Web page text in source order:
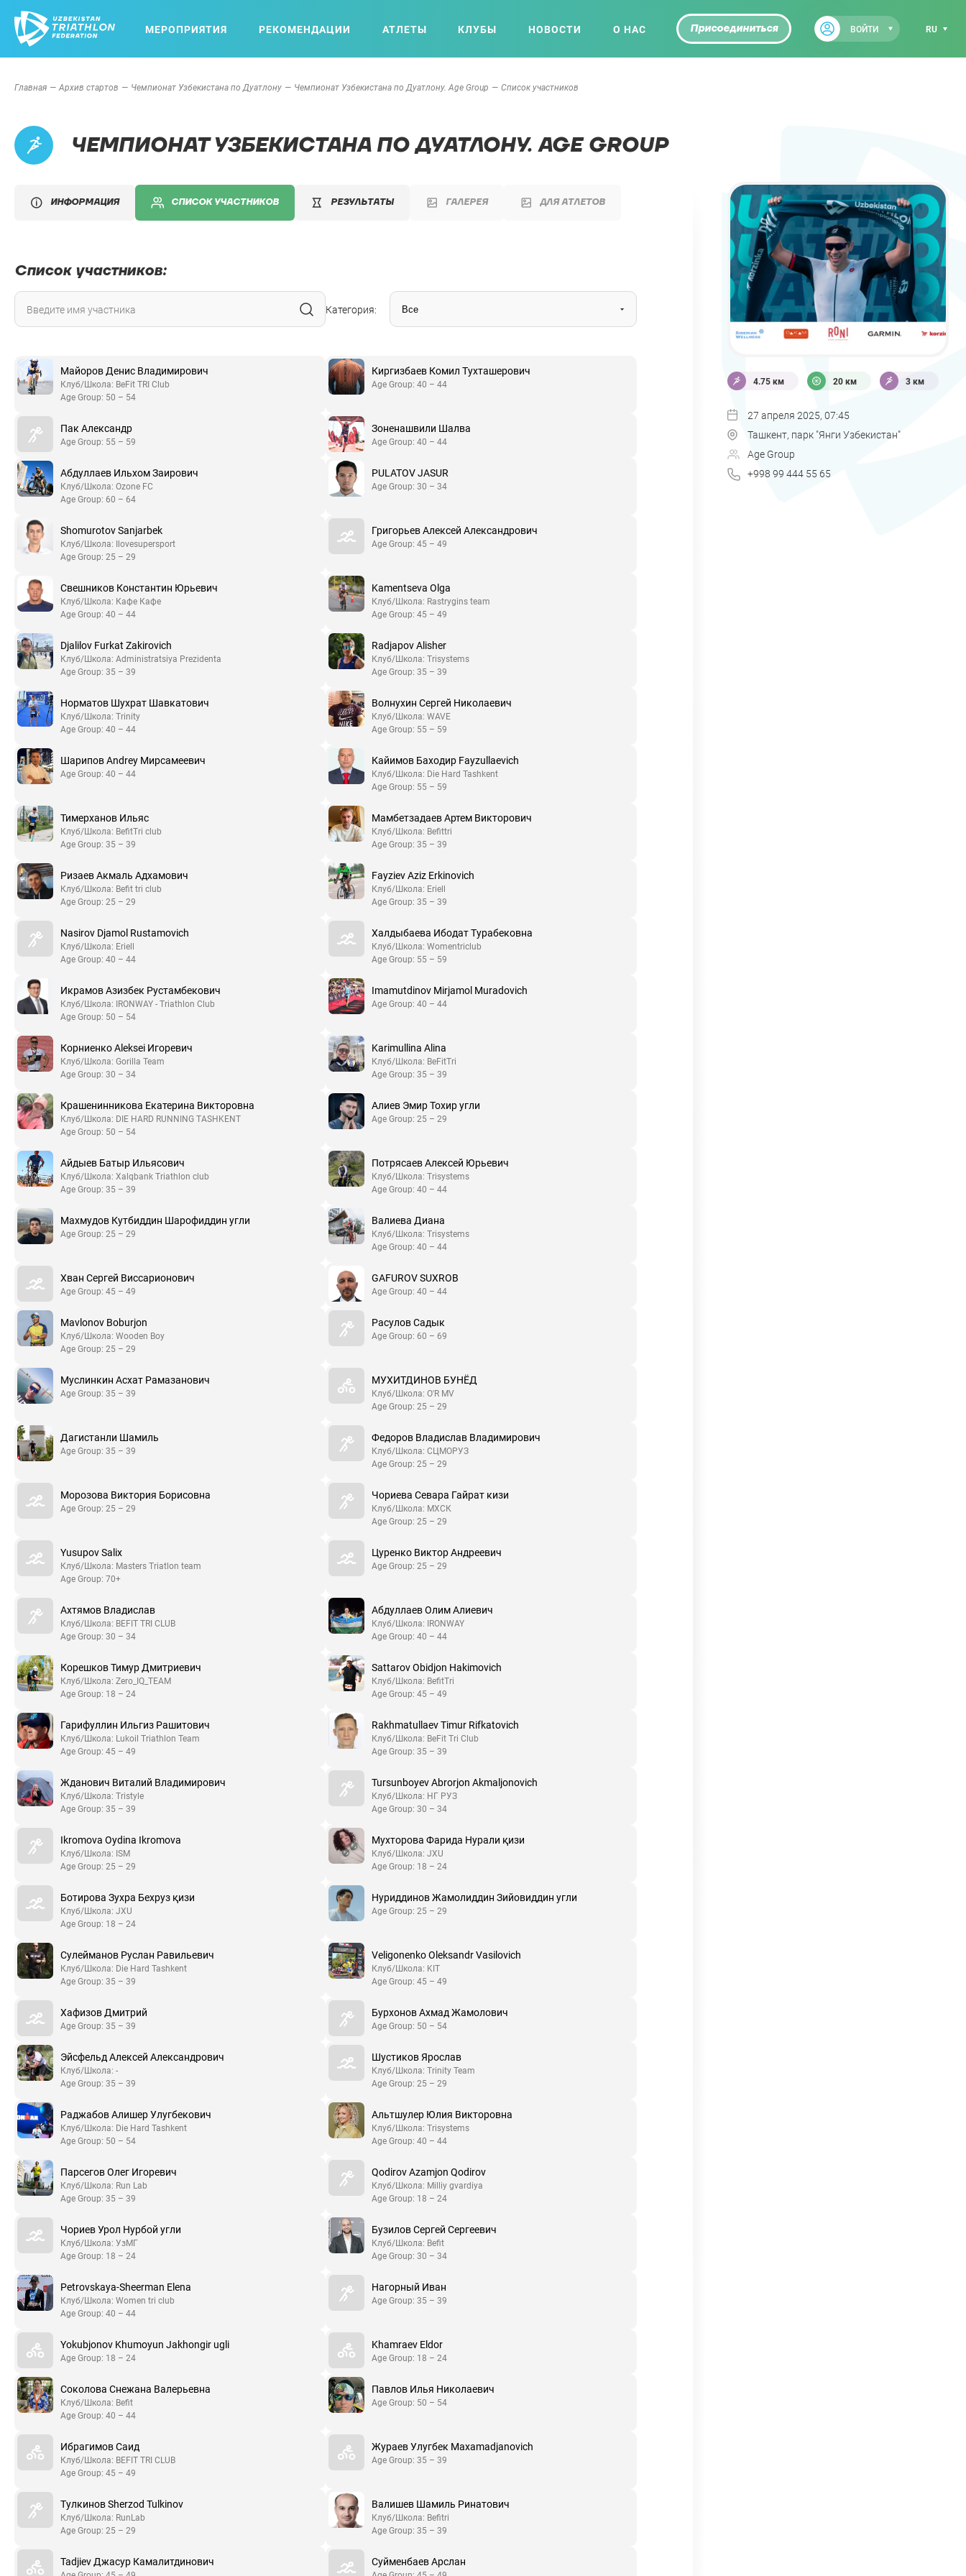
МЕРОПРИЯТИЯ РЕКОМЕНДАЦИИ АТЛЕТЫ КЛУБЫ НОВОСТИ О НАС Присоединиться ВОЙТИ RU
Главная Архив стартов Чемпионат Узбекистана по Дуатлону Чемпионат Узбекистана по Дуатлону. Age Group Список участников
ЧЕМПИОНАТ УЗБЕКИСТАНА ПО ДУАТЛОНУ. AGE GROUP
ИНФОРМАЦИЯ СПИСОК УЧАСТНИКОВ РЕЗУЛЬТАТЫ ГАЛЕРЕЯ ДЛЯ АТЛЕТОВ
Список участников:
Категория:
Майоров Денис Владимирович
Клуб/Школа: BeFit TRI Club
Age Group: 50 – 54
Киргизбаев Комил Тухташерович
Age Group: 40 – 44
Пак Александр
Age Group: 55 – 59
Зоненашвили Шалва
Age Group: 40 – 44
Абдуллаев Ильхом Заирович
Клуб/Школа: Ozone FC
Age Group: 60 – 64
PULATOV JASUR
Age Group: 30 – 34
Shomurotov Sanjarbek
Клуб/Школа: Ilovesupersport
Age Group: 25 – 29
Григорьев Алексей Александрович
Age Group: 45 – 49
Свешников Константин Юрьевич
Клуб/Школа: Кафе Кафе
Age Group: 40 – 44
Kamentseva Olga
Клуб/Школа: Rastrygins team
Age Group: 45 – 49
Djalilov Furkat Zakirovich
Клуб/Школа: Administratsiya Prezidenta
Age Group: 35 – 39
Radjapov Alisher
Клуб/Школа: Trisystems
Age Group: 35 – 39
Норматов Шухрат Шавкатович
Клуб/Школа: Trinity
Age Group: 40 – 44
Волнухин Сергей Николаевич
Клуб/Школа: WAVE
Age Group: 55 – 59
Шарипов Andrey Мирсамеевич
Age Group: 40 – 44
Кайимов Баходир Fayzullaevich
Клуб/Школа: Die Hard Tashkent
Age Group: 55 – 59
Тимерханов Ильяс
Клуб/Школа: BefitTri club
Age Group: 35 – 39
Мамбетзадаев Артем Викторович
Клуб/Школа: Befittri
Age Group: 35 – 39
Ризаев Акмаль Адхамович
Клуб/Школа: Befit tri club
Age Group: 25 – 29
Fayziev Aziz Erkinovich
Клуб/Школа: Eriell
Age Group: 35 – 39
Nasirov Djamol Rustamovich
Клуб/Школа: Eriell
Age Group: 40 – 44
Халдыбаева Ибодат Турабековна
Клуб/Школа: Womentriclub
Age Group: 55 – 59
Икрамов Азизбек Рустамбекович
Клуб/Школа: IRONWAY - Triathlon Club
Age Group: 50 – 54
Imamutdinov Mirjamol Muradovich
Age Group: 40 – 44
Корниенко Aleksei Игоревич
Клуб/Школа: Gorilla Team
Age Group: 30 – 34
Karimullina Alina
Клуб/Школа: BeFitTri
Age Group: 35 – 39
Крашенинникова Екатерина Викторовна
Клуб/Школа: DIE HARD RUNNING TASHKENT
Age Group: 50 – 54
Алиев Эмир Тохир угли
Age Group: 25 – 29
Айдыев Батыр Ильясович
Клуб/Школа: Xalqbank Triathlon club
Age Group: 35 – 39
Потрясаев Алексей Юрьевич
Клуб/Школа: Trisystems
Age Group: 40 – 44
Махмудов Кутбиддин Шарофиддин угли
Age Group: 25 – 29
Валиева Диана
Клуб/Школа: Trisystems
Age Group: 40 – 44
Хван Сергей Виссарионович
Age Group: 45 – 49
GAFUROV SUXROB
Age Group: 40 – 44
Mavlonov Boburjon
Клуб/Школа: Wooden Boy
Age Group: 25 – 29
Расулов Садык
Age Group: 60 – 69
Муслинкин Асхат Рамазанович
Age Group: 35 – 39
МУХИТДИНОВ БУНЁД
Клуб/Школа: O'R MV
Age Group: 25 – 29
Дагистанли Шамиль
Age Group: 35 – 39
Федоров Владислав Владимирович
Клуб/Школа: СЦМОРУЗ
Age Group: 25 – 29
Морозова Виктория Борисовна
Age Group: 25 – 29
Чориева Севара Гайрат кизи
Клуб/Школа: МХСК
Age Group: 25 – 29
Yusupov Salix
Клуб/Школа: Masters Triatlon team
Age Group: 70+
Цуренко Виктор Андреевич
Age Group: 25 – 29
Ахтямов Владислав
Клуб/Школа: BEFIT TRI CLUB
Age Group: 30 – 34
Абдуллаев Олим Алиевич
Клуб/Школа: IRONWAY
Age Group: 40 – 44
Корешков Тимур Дмитриевич
Клуб/Школа: Zero_IQ_TEAM
Age Group: 18 – 24
Sattarov Obidjon Hakimovich
Клуб/Школа: BefitTri
Age Group: 45 – 49
Гарифуллин Ильгиз Рашитович
Клуб/Школа: Lukoil Triathlon Team
Age Group: 45 – 49
Rakhmatullaev Timur Rifkatovich
Клуб/Школа: BeFit Tri Club
Age Group: 35 – 39
Жданович Виталий Владимирович
Клуб/Школа: Tristyle
Age Group: 35 – 39
Tursunboyev Abrorjon Akmaljonovich
Клуб/Школа: НГ РУЗ
Age Group: 30 – 34
Ikromova Oydina Ikromova
Клуб/Школа: ISM
Age Group: 25 – 29
Мухторова Фарида Нурали қизи
Клуб/Школа: JXU
Age Group: 18 – 24
Ботирова Зухра Бехруз қизи
Клуб/Школа: JXU
Age Group: 18 – 24
Нуриддинов Жамолиддин Зийовиддин угли
Age Group: 25 – 29
Сулейманов Руслан Равильевич
Клуб/Школа: Die Hard Tashkent
Age Group: 35 – 39
Veligonenko Oleksandr Vasilovich
Клуб/Школа: KIT
Age Group: 45 – 49
Хафизов Дмитрий
Age Group: 35 – 39
Бурхонов Ахмад Жамолович
Age Group: 50 – 54
Эйсфельд Алексей Александрович
Клуб/Школа: -
Age Group: 35 – 39
Шустиков Ярослав
Клуб/Школа: Trinity Team
Age Group: 25 – 29
Раджабов Алишер Улугбекович
Клуб/Школа: Die Hard Tashkent
Age Group: 50 – 54
Альтшулер Юлия Викторовна
Клуб/Школа: Trisystems
Age Group: 40 – 44
Парсегов Олег Игоревич
Клуб/Школа: Run Lab
Age Group: 35 – 39
Qodirov Azamjon Qodirov
Клуб/Школа: Milliy gvardiya
Age Group: 18 – 24
Чориев Урол Нурбой угли
Клуб/Школа: УзМГ
Age Group: 18 – 24
Бузилов Сергей Сергеевич
Клуб/Школа: Befit
Age Group: 30 – 34
Petrovskaya-Sheerman Elena
Клуб/Школа: Women tri club
Age Group: 40 – 44
Нагорный Иван
Age Group: 35 – 39
Yokubjonov Khumoyun Jakhongir ugli
Age Group: 18 – 24
Khamraev Eldor
Age Group: 18 – 24
Соколова Снежана Валерьевна
Клуб/Школа: Befit
Age Group: 40 – 44
Павлов Илья Николаевич
Age Group: 50 – 54
Ибрагимов Саид
Клуб/Школа: BEFIT TRI CLUB
Age Group: 45 – 49
Жураев Улугбек Maxamadjanovich
Age Group: 35 – 39
Тулкинов Sherzod Tulkinov
Клуб/Школа: RunLab
Age Group: 25 – 29
Валишев Шамиль Ринатович
Клуб/Школа: Befitri
Age Group: 35 – 39
Tadjiev Джасур Камалитдинович Суйменбаев Арслан
4.75 км 20 км 3 км
27 апреля 2025, 07:45
Ташкент, парк "Янги Узбекистан"
Age Group
+998 99 444 55 65